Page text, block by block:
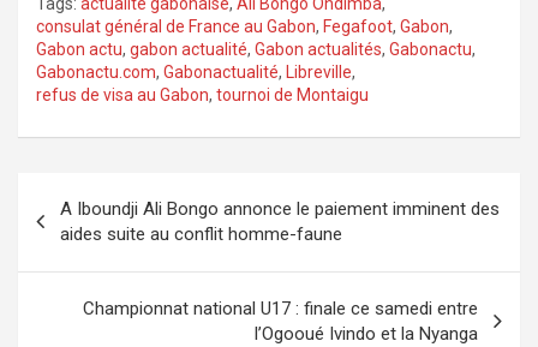
Tags: actualité gabonaise, Ali Bongo Ondimba,
consulat général de France au Gabon, Fegafoot, Gabon,
Gabon actu, gabon actualité, Gabon actualités, Gabonactu,
Gabonactu.com, Gabonactualité, Libreville,
refus de visa au Gabon, tournoi de Montaigu
de
l’article
A Iboundji Ali Bongo annonce le paiement imminent des
aides suite au conflit homme-faune
Championnat national U17 : finale ce samedi entre
l’Ogooué Ivindo et la Nyanga